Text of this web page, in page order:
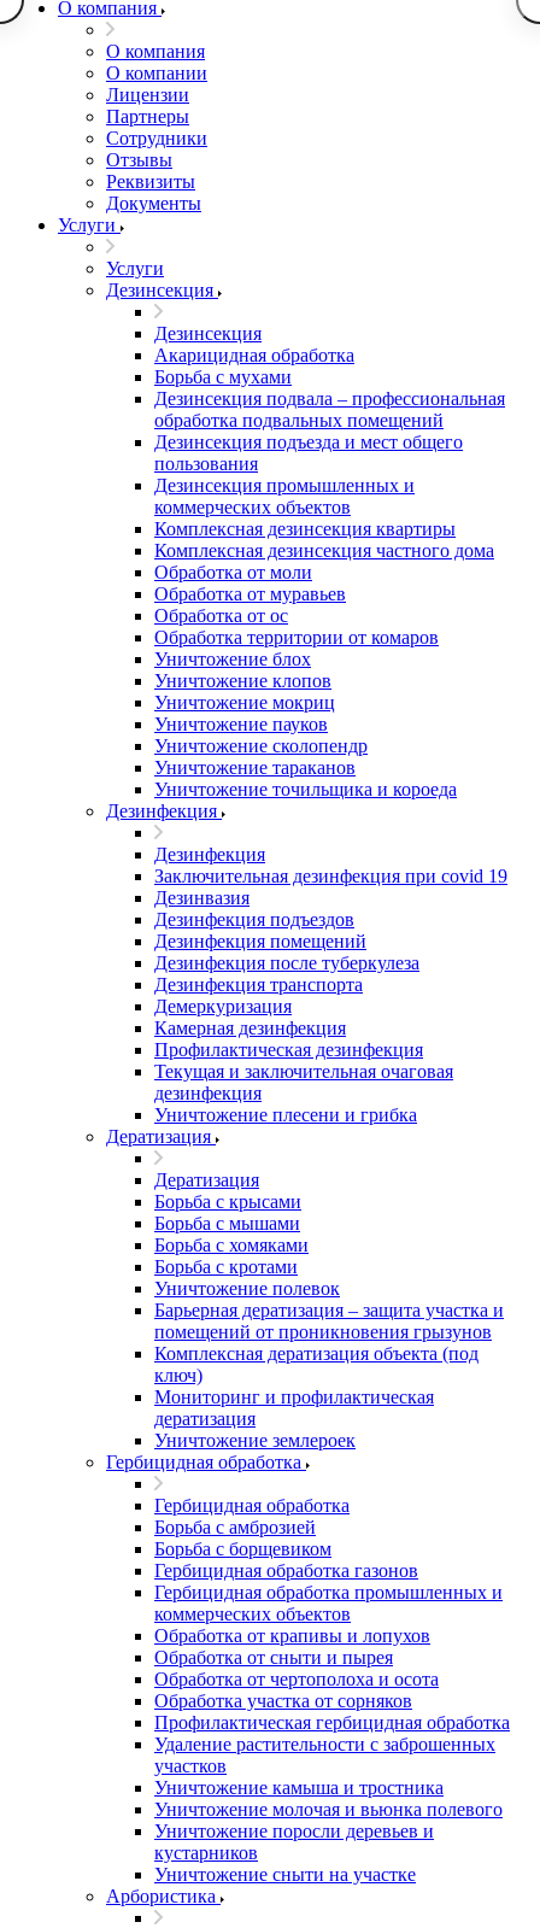
О компания
О компания
О компании
Лицензии
Партнеры
Сотрудники
Отзывы
Реквизиты
Документы
Услуги
Услуги
Дезинсекция
Дезинсекция
Акарицидная обработка
Борьба с мухами
Дезинсекция подвала – профессиональная
обработка подвальных помещений
Дезинсекция подъезда и мест общего
пользования
Дезинсекция промышленных и
коммерческих объектов
Комплексная дезинсекция квартиры
Комплексная дезинсекция частного дома
Обработка от моли
Обработка от муравьев
Обработка от ос
Обработка территории от комаров
Уничтожение блох
Уничтожение клопов
Уничтожение мокриц
Уничтожение пауков
Уничтожение сколопендр
Уничтожение тараканов
Уничтожение точильщика и короеда
Дезинфекция
Дезинфекция
Заключительная дезинфекция при covid 19
Дезинвазия
Дезинфекция подъездов
Дезинфекция помещений
Дезинфекция после туберкулеза
Дезинфекция транспорта
Демеркуризация
Камерная дезинфекция
Профилактическая дезинфекция
Текущая и заключительная очаговая
дезинфекция
Уничтожение плесени и грибка
Дератизация
Дератизация
Борьба с крысами
Борьба с мышами
Борьба с хомяками
Борьба с кротами
Уничтожение полевок
Барьерная дератизация – защита участка и
помещений от проникновения грызунов
Комплексная дератизация объекта (под
ключ)
Мониторинг и профилактическая
дератизация
Уничтожение землероек
Гербицидная обработка
Гербицидная обработка
Борьба с амброзией
Борьба с борщевиком
Гербицидная обработка газонов
Гербицидная обработка промышленных и
коммерческих объектов
Обработка от крапивы и лопухов
Обработка от сныти и пырея
Обработка от чертополоха и осота
Обработка участка от сорняков
Профилактическая гербицидная обработка
Удаление растительности с заброшенных
участков
Уничтожение камыша и тростника
Уничтожение молочая и вьюнка полевого
Уничтожение поросли деревьев и
кустарников
Уничтожение сныти на участке
Арбористика